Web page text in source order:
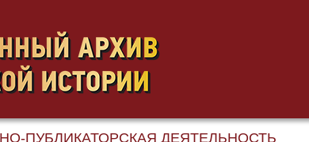
ПУБЛИКАТОРСКАЯ ДЕЯТЕЛЬНОСТЬ